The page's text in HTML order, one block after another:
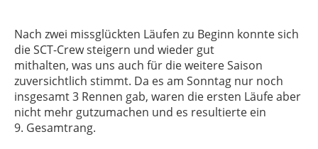
Nach zwei missglückten Läufen zu Beginn konnte sich
die SCT-Crew steigern und wieder gut
mithalten, was uns auch für die weitere Saison
zuversichtlich stimmt. Da es am Sonntag nur noch
insgesamt 3 Rennen gab, waren die ersten Läufe aber
nicht mehr gutzumachen und es resultierte ein
9. Gesamtrang.